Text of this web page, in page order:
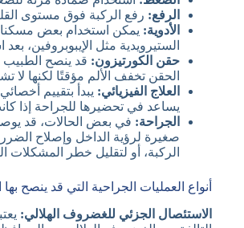
الرفع: رفع الركبة فوق مستوى
الأدوية: يمكن استخدام بعض مسكنات
الستيرويدية مثل الإيبوبروفين،
حقن الكورتيزون: قد ينصح الطبيب
الحقن تخفف الألم مؤقتًا لكنها
العلاج الفيزيائي: يبدأ بتقييم
يساعد في تحضيرها للجراحة إذا
الجراحة: في بعض الحالات، قد
صغيرة لرؤية الداخل وإصلاح
الركبة، أو لتقليل خطر
أنواع العمليات الجراحية التي قد ينصح
الاستئصال الجزئي للغضروف الهلالي: